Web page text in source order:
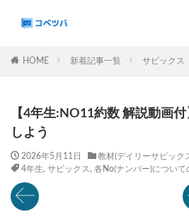
HOME 新着記事一覧 サピックス
【4年生:NO11約数 解説動画
しよう
2026年5月11日
教材(デイリーサピック
4年生, サピックス , 各No(ナンバー)について
カテゴリー
タグ
後